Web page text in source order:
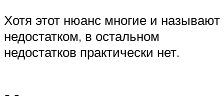
Хотя этот нюанс многие и называют
недостатком, в остальном
недостатков практически нет.